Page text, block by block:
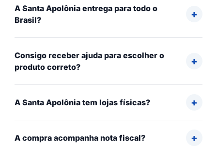
A Santa Apolônia entrega para todo o
Brasil?
Consigo receber ajuda para escolher o
produto correto?
A Santa Apolônia tem lojas físicas?
A compra acompanha nota fiscal?